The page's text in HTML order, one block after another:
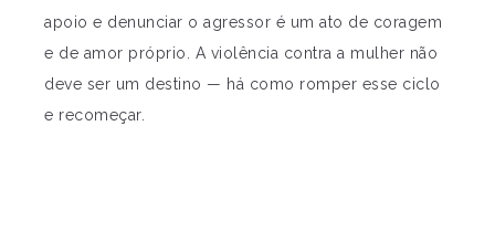
apoio e denunciar o agressor é um ato de coragem
e de amor próprio. A violência contra a mulher não
deve ser um destino — há como romper esse ciclo
e recomeçar.